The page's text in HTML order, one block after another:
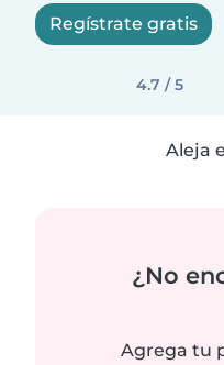
Regístrate gratis
4.7 / 5
Aleja
¿No
Agrega tu